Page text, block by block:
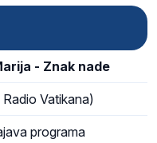
- Znak nade
Vatikana)
programa